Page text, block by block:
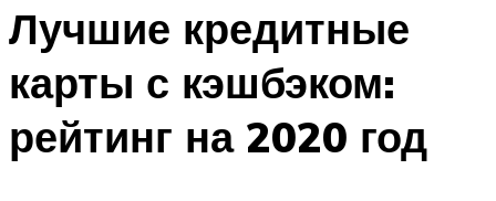
Лучшие кредитные
карты с кэшбэком:
рейтинг на 2020 год